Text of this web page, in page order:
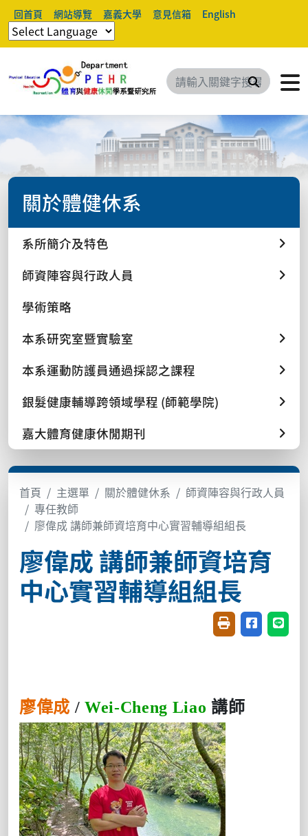
回首頁 網站導覽 嘉義大學 意見信箱 English
搜尋
關於體健休系
系所簡介及特色
師資陣容與行政人員
學術策略
本系研究室暨實驗室
本系運動防護員通過採認之課程
銀髮健康輔導跨領域學程 (師範學院)
嘉大體育健康休閒期刊
首頁 主選單 關於體健休系
師資陣容與行政人員
專任教師
廖偉成 講師兼師資培育中心實習輔導組組長
廖偉成 講師兼師資培育
中心實習輔導組組長
友善列印(開新視
分享至臉書
分享
廖偉成 / Wei-Cheng Liao 講師